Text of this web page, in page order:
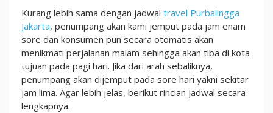
Kurang lebih sama dengan jadwal travel Purbalingga
Jakarta, penumpang akan kami jemput pada jam enam
sore dan konsumen pun secara otomatis akan
menikmati perjalanan malam sehingga akan tiba di kota
tujuan pada pagi hari. Jika dari arah sebaliknya,
penumpang akan dijemput pada sore hari yakni sekitar
jam lima. Agar lebih jelas, berikut rincian jadwal secara
lengkapnya.